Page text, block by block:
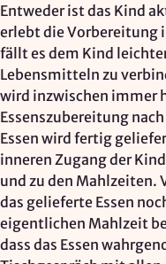
Entweder ist das Kind
erlebt die Vorbereitung
fällt es dem Kind
Lebensmitteln zu
wird inzwischen immer
Essenszubereitung
Essen wird fertig
inneren Zugang der
und zu den Mahlzeiten.
das gelieferte Essen
eigentlichen Mahlzeit
dass das Essen